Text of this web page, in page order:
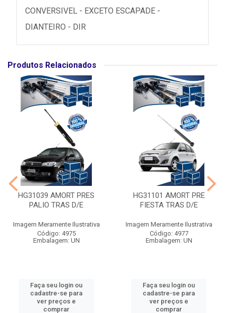
CONVERSIVEL - EXCETO ESCAPADE -
DIANTEIRO - DIR
Produtos Relacionados
HG31039 AMORT PRES
PALIO TRAS D/E
Imagem Meramente Ilustrativa
Código: 4975
Embalagem: UN
Faça seu login ou
cadastre-se para
ver preços e
comprar
HG31101 AMORT PRE
FIESTA TRAS D/E
Imagem Meramente Ilustrativa
Código: 4977
Embalagem: UN
Faça seu login ou
cadastre-se para
ver preços e
comprar